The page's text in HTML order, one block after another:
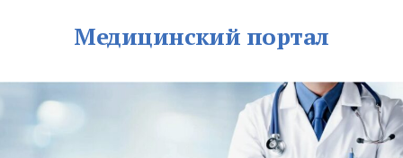
Медицинский портал